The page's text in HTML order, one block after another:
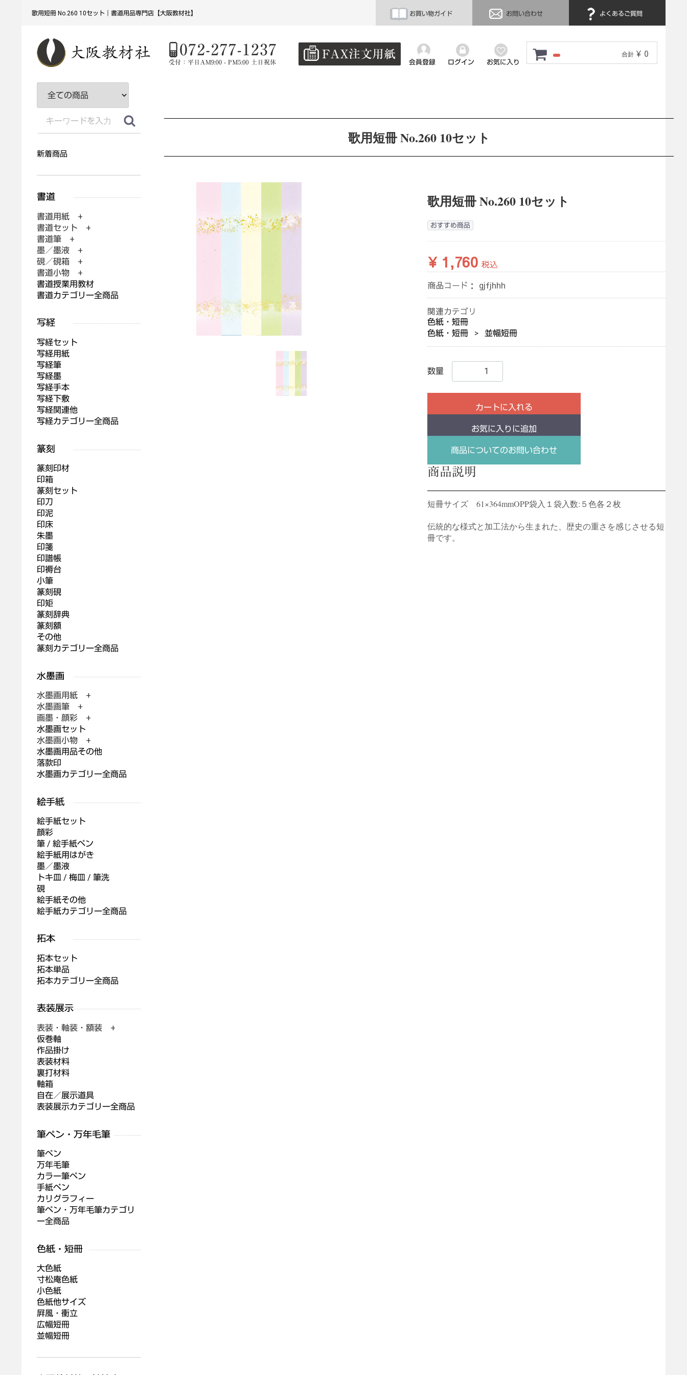
歌用短冊 No.260 10セット｜書道用品専門店【大阪教材社】 お買い物ガイド お問い合わせ よくあるご質問
合計 ¥ 0
会員登録 ログイン お気に入り
歌用短冊 No.260 10セット
歌用短冊 No.260 10セット
おすすめ商品
¥ 1,760 税込
商品コード： gjfjhhh
関連カテゴリ
色紙・短冊
色紙・短冊
並幅短冊
数量
カートに入れる
お気に入りに追加
商品についてのお問い合わせ
商品説明
短冊サイズ 61×364mmOPP袋入１袋入数:５色各２枚
伝統的な様式と加工法から生まれた、歴史の重さを感じさせる短
冊です。
新着商品
書道用紙 +
書道セット +
書道筆 +
墨／墨液 +
硯／硯箱 +
書道小物 +
書道授業用教材
書道カテゴリー全商品
写経セット
写経用紙
写経筆
写経墨
写経手本
写経下敷
写経関連他
写経カテゴリー全商品
篆刻印材
印箱
篆刻セット
印刀
印泥
印床
朱墨
印箋
印譜帳
印褥台
小筆
篆刻硯
印矩
篆刻辞典
篆刻額
その他
篆刻カテゴリー全商品
水墨画用紙 +
水墨画筆 +
画墨・顔彩 +
水墨画セット
水墨画小物 +
水墨画用品その他
落款印
水墨画カテゴリー全商品
絵手紙セット
顔彩
筆 / 絵手紙ペン
絵手紙用はがき
墨／墨液
トキ皿 / 梅皿 / 筆洗
硯
絵手紙その他
絵手紙カテゴリー全商品
拓本セット
拓本単品
拓本カテゴリー全商品
表装・軸装・額装 +
仮巻軸
作品掛け
表装材料
裏打材料
軸箱
自在／展示道具
表装展示カテゴリー全商品
筆ペン
万年毛筆
カラー筆ペン
手紙ペン
カリグラフィー
筆ペン・万年毛筆カテゴリ
ー全商品
大色紙
寸松庵色紙
小色紙
色紙他サイズ
屛風・衝立
広幅短冊
並幅短冊